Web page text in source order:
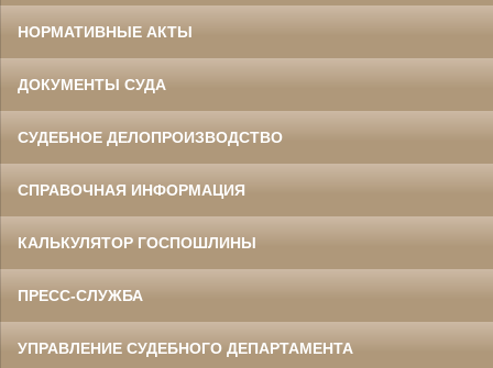
НОРМАТИВНЫЕ АКТЫ
ДОКУМЕНТЫ СУДА
СУДЕБНОЕ ДЕЛОПРОИЗВОДСТВО
СПРАВОЧНАЯ ИНФОРМАЦИЯ
КАЛЬКУЛЯТОР ГОСПОШЛИНЫ
ПРЕСС-СЛУЖБА
УПРАВЛЕНИЕ СУДЕБНОГО ДЕПАРТАМЕНТА